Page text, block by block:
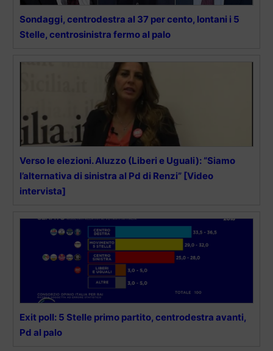
Sondaggi, centrodestra al 37 per cento, lontani i 5
Stelle, centrosinistra fermo al palo
Verso le elezioni. Aluzzo (Liberi e Uguali): “Siamo
l’alternativa di sinistra al Pd di Renzi” [Video
intervista]
Exit poll: 5 Stelle primo partito, centrodestra avanti,
Pd al palo